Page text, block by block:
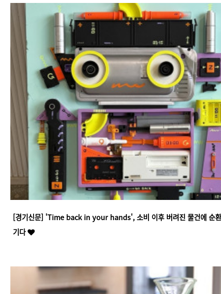
[경기신문] 'Time back in your hands', 소비 이후 버려진 물건에 순
기다